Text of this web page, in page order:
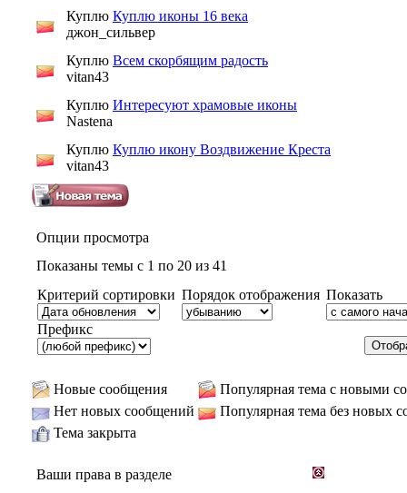
Куплю Куплю иконы 16 века
джон_сильвер
Куплю Всем скорбящим радость
vitan43
Куплю Интересуют храмовые иконы
Nastena
Куплю Куплю икону Воздвижение Креста
vitan43
Опции просмотра
Показаны темы с 1 по 20 из 41
Критерий сортировки Порядок отображения Показать
Префикс
Новые сообщения
Популярная тема с новыми
Нет новых сообщений
Популярная тема без новых
Тема закрыта
Ваши права в разделе